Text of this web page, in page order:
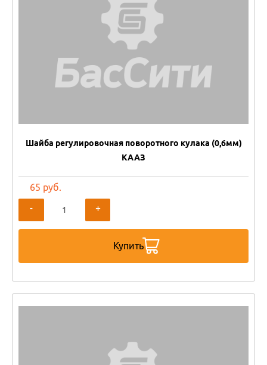
Шайба регулировочная поворотного кулака (0,6мм)
КААЗ
65 руб.
-
+
Купить